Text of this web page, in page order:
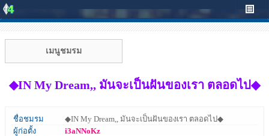
เมนูชมรม
◆IN My Dream,, มันจะเป็นฝันของเรา ตลอดไป◆
ชื่อชมรม
◆IN My Dream,, มันจะเป็นฝันของเรา ตลอดไป◆
ผู้ก่อตั้ง
i3aNNoKz